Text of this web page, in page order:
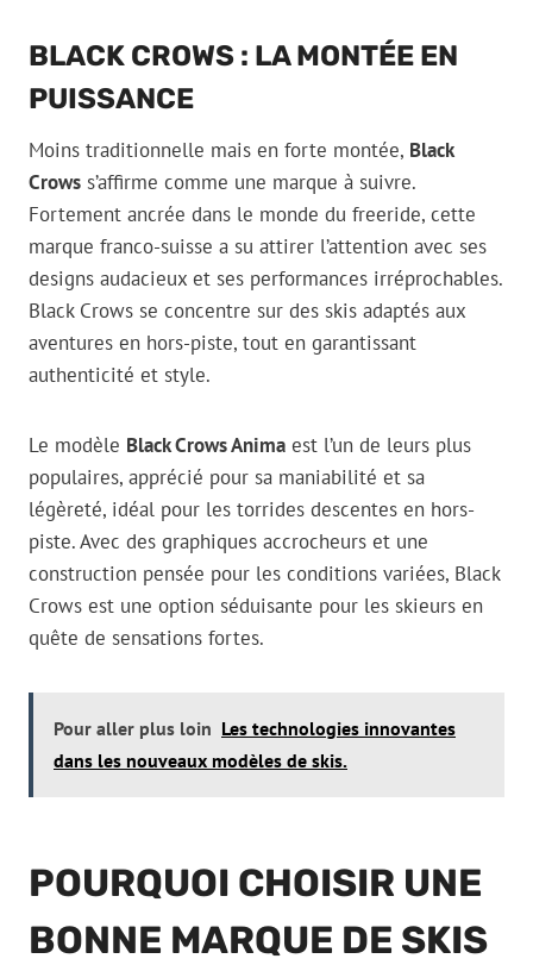
BLACK CROWS : LA MONTÉE EN
PUISSANCE
Moins traditionnelle mais en forte montée, Black
Crows s’affirme comme une marque à suivre.
Fortement ancrée dans le monde du freeride, cette
marque franco-suisse a su attirer l’attention avec ses
designs audacieux et ses performances irréprochables.
Black Crows se concentre sur des skis adaptés aux
aventures en hors-piste, tout en garantissant
authenticité et style.
Le modèle Black Crows Anima est l’un de leurs plus
populaires, apprécié pour sa maniabilité et sa
légèreté, idéal pour les torrides descentes en hors-
piste. Avec des graphiques accrocheurs et une
construction pensée pour les conditions variées, Black
Crows est une option séduisante pour les skieurs en
quête de sensations fortes.
Pour aller plus loin Les technologies innovantes
dans les nouveaux modèles de skis.
POURQUOI CHOISIR UNE
BONNE MARQUE DE SKIS